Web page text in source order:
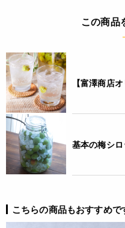
この商品
【富澤商店
基本の梅シ
こちらの商品もおすすめで